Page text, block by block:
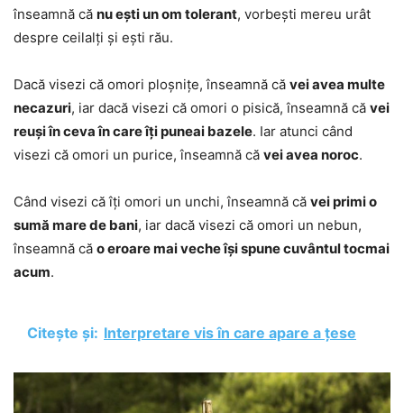
înseamnă că nu ești un om tolerant, vorbești mereu urât
despre ceilalți și ești rău.
Dacă visezi că omori ploșnițe, înseamnă că vei avea multe
necazuri, iar dacă visezi că omori o pisică, înseamnă că vei
reuși în ceva în care îți puneai bazele. Iar atunci când
visezi că omori un purice, înseamnă că vei avea noroc.
Când visezi că îți omori un unchi, înseamnă că vei primi o
sumă mare de bani, iar dacă visezi că omori un nebun,
înseamnă că o eroare mai veche își spune cuvântul tocmai
acum.
Citește și: Interpretare vis în care apare a țese